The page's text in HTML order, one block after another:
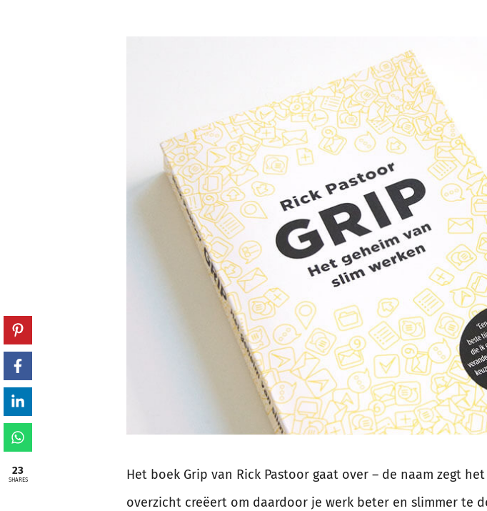
Het boek Grip van Rick Pastoor gaat over – de naam zegt
overzicht creëert om daardoor je werk beter en slimmer te
23
SHARES